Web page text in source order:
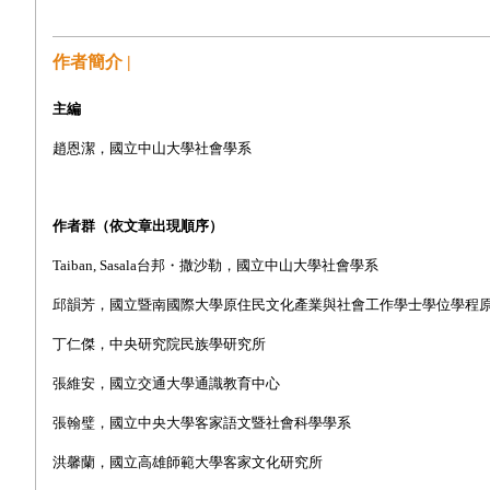
作者簡介 |
主編
趙恩潔，國立中山大學社會學系
作者群（依文章出現順序）
Taiban, Sasala台邦・撒沙勒，國立中山大學社會學系
邱韻芳，國立暨南國際大學原住民文化產業與社會工作學士學位學程
丁仁傑，中央研究院民族學研究所
張維安，國立交通大學通識教育中心
張翰璧，國立中央大學客家語文暨社會科學學系
洪馨蘭，國立高雄師範大學客家文化研究所